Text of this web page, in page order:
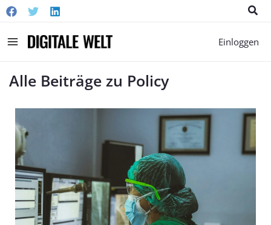
Main
Einloggen
Alle Beiträge zu Policy